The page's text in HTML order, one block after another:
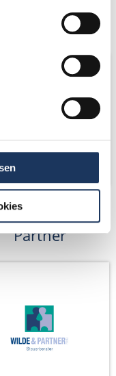
Bäume
Partner